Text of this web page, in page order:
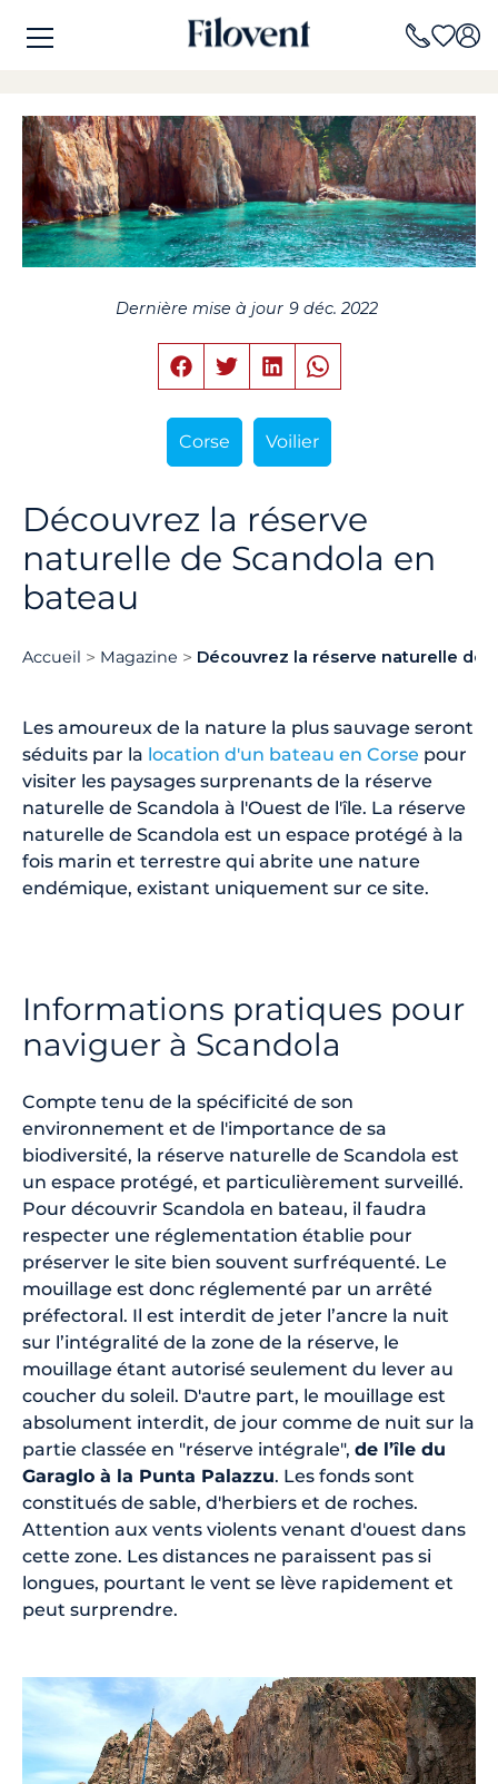
Dernière mise à jour 9 déc. 2022
Corse Voilier
Découvrez la réserve
naturelle de Scandola en
bateau
Accueil Magazine Découvrez la réserve naturelle de
Les amoureux de la nature la plus sauvage seront
séduits par la location d'un bateau en Corse pour
visiter les paysages surprenants de la réserve
naturelle de Scandola à l'Ouest de l'île. La réserve
naturelle de Scandola est un espace protégé à la
fois marin et terrestre qui abrite une nature
endémique, existant uniquement sur ce site.
Informations pratiques pour
naviguer à Scandola
Compte tenu de la spécificité de son
environnement et de l'importance de sa
biodiversité, la réserve naturelle de Scandola est
un espace protégé, et particulièrement surveillé.
Pour découvrir Scandola en bateau, il faudra
respecter une réglementation établie pour
préserver le site bien souvent surfréquenté. Le
mouillage est donc réglementé par un arrêté
préfectoral. Il est interdit de jeter l’ancre la nuit
sur l’intégralité de la zone de la réserve, le
mouillage étant autorisé seulement du lever au
coucher du soleil. D'autre part, le mouillage est
absolument interdit, de jour comme de nuit sur la
partie classée en "réserve intégrale", de l’île du
Garaglo à la Punta Palazzu. Les fonds sont
constitués de sable, d'herbiers et de roches.
Attention aux vents violents venant d'ouest dans
cette zone. Les distances ne paraissent pas si
longues, pourtant le vent se lève rapidement et
peut surprendre.